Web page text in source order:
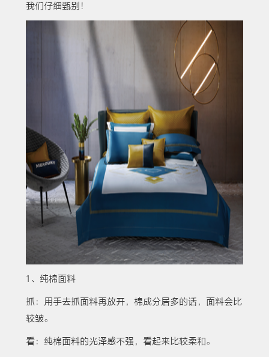
我们仔细甄别！
1、纯棉面料
抓：用手去抓面料再放开，棉成分居多的话，面料会比
较皱。
看：纯棉面料的光泽感不强，看起来比较柔和。